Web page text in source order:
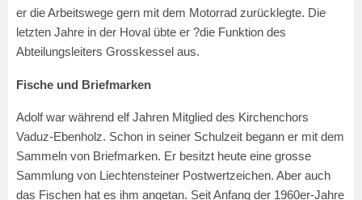
er die Arbeitswege gern mit dem Motorrad zurücklegte. Die
letzten Jahre in der Hoval übte er ?die Funktion des
Abteilungsleiters Grosskessel aus.
Fische und Briefmarken
Adolf war während elf Jahren Mitglied des Kirchenchors
Vaduz-Ebenholz. Schon in seiner Schulzeit begann er mit dem
Sammeln von Briefmarken. Er besitzt heute eine grosse
Sammlung von Liechtensteiner Postwertzeichen. Aber auch
das Fischen hat es ihm angetan. Seit Anfang der 1960er-Jahre